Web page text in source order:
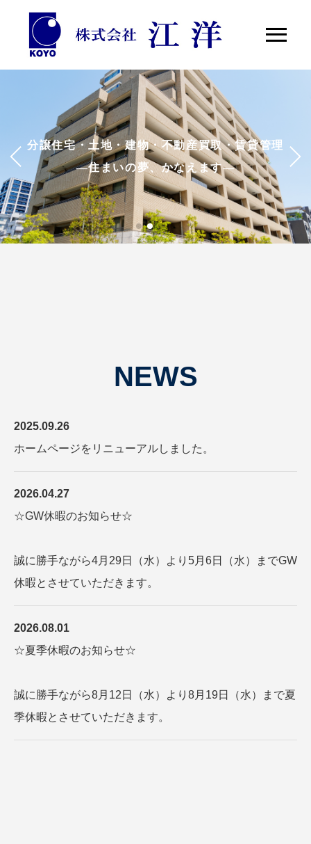
分譲住宅・土地・建物・不動産買取・賃貸管理
—住まいの夢、かなえます—
分譲住宅・土地・建物・不動産買取・賃貸管理
—住まいの夢、かなえます—
分譲住宅・土地・建物・不動産買取・賃貸管理
—住まいの夢、かなえます—
NEWS
2025.09.26
ホームページをリニューアルしました。
2026.04.27
☆GW休暇のお知らせ☆
誠に勝手ながら4月29日（水）より5月6日（水）までGW
休暇とさせていただきます。
2026.08.01
☆夏季休暇のお知らせ☆
誠に勝手ながら8月12日（水）より8月19日（水）まで夏
季休暇とさせていただきます。